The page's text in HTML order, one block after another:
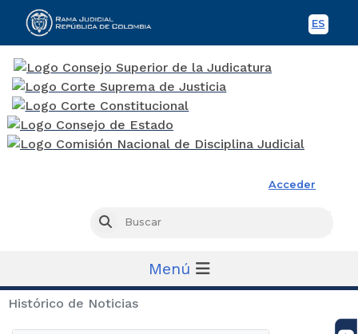
ES
Acceder
Buscar
Menú
Histórico de Noticias